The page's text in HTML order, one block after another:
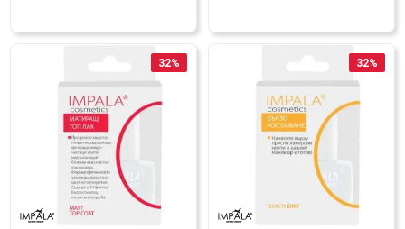
32% 32%